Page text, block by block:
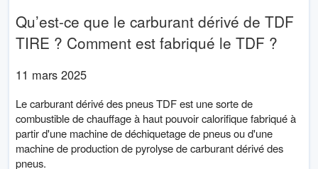
Qu’est-ce que le carburant dérivé de TDF
TIRE ? Comment est fabriqué le TDF ?
11 mars 2025
Le carburant dérivé des pneus TDF est une sorte de
combustible de chauffage à haut pouvoir calorifique fabriqué à
partir d'une machine de déchiquetage de pneus ou d'une
machine de production de pyrolyse de carburant dérivé des
pneus.